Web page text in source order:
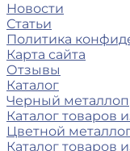
Новости
Статьи
Политика
Карта сайта
Отзывы
Каталог
Черный
Каталог товаров
Цветной
Каталог товаров